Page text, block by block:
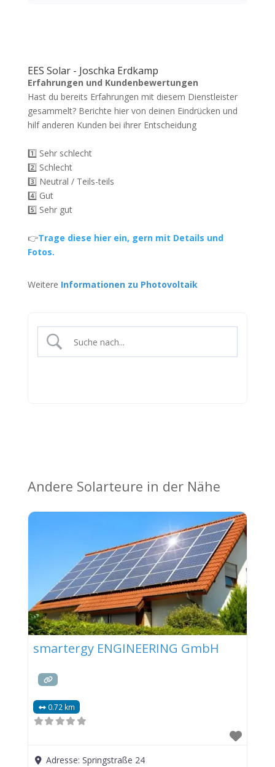
EES Solar - Joschka Erdkamp
Erfahrungen und Kundenbewertungen
Hast du bereits Erfahrungen mit diesem Dienstleister
gesammelt? Berichte hier von deinen Eindrücken und
hilf anderen Kunden bei ihrer Entscheidung
1️⃣ Sehr schlecht
2️⃣ Schlecht
3️⃣ Neutral / Teils-teils
4️⃣ Gut
5️⃣ Sehr gut
👉Trage diese hier ein, gern mit Details und
Fotos.
Weitere Informationen zu Photovoltaik
Andere Solarteure in der Nähe
smartergy ENGINEERING GmbH
0.72 km
Adresse:Springstraße 24